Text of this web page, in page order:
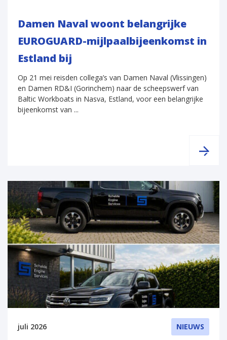
Damen Naval woont belangrijke
EUROGUARD-mijlpaalbijeenkomst in
Estland bij
Op 21 mei reisden collega’s van Damen Naval (Vlissingen)
en Damen RD&I (Gorinchem) naar de scheepswerf van
Baltic Workboats in Nasva, Estland, voor een belangrijke
bijeenkomst van ...
juli 2026 NIEUWS